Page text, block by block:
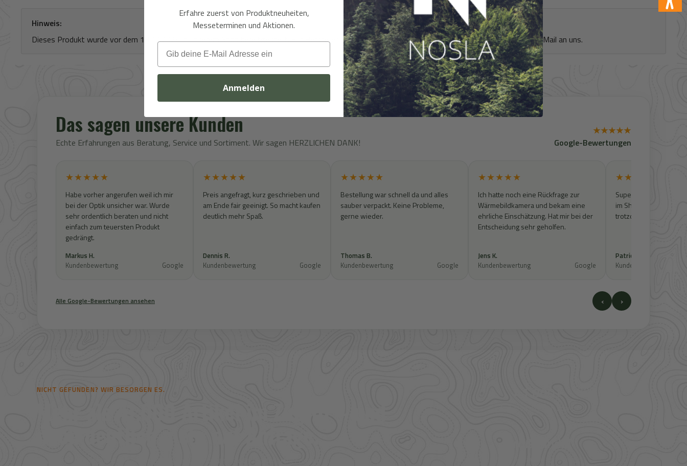
Hinweis:
Dieses Produkt wurde vor dem 13.12.2024 in unserem Shop bereitgestellt. Für Hersteller- und Sicherheitsinformationen wenden Sie sich bitte per E-Mail an uns.
Das sagen unsere Kunden
Echte Erfahrungen aus Beratung, Service und Sortiment. Wir sagen HERZLICHEN DANK!
★★★★★
Google-Bewertungen
★★★★★
Habe vorher angerufen weil ich mir
bei der Optik unsicher war. Wurde
sehr ordentlich beraten und nicht
einfach zum teuersten Produkt
gedrängt.
Markus H.
Kundenbewertung
Google
★★★★★
Preis angefragt, kurz geschrieben und
am Ende fair geeinigt. So macht kaufen
deutlich mehr Spaß.
Dennis R.
Kundenbewertung
Google
★★★★★
Bestellung war schnell da und alles
sauber verpackt. Keine Probleme,
gerne wieder.
Thomas B.
Kundenbewertung
Google
★★★★★
Ich hatte noch eine Rückfrage zur
Wärmebildkamera und bekam eine
ehrliche Einschätzung. Hat mir bei der
Entscheidung sehr geholfen.
Jens K.
Kundenbewertung
Google
★★★★★
Super Kontakt. Artikel
im Shop zu finden,
trotzdem geprüft und
Patrick S.
Kundenbewertung
Alle Google-Bewertungen ansehen ‹ ›
NICHT GEFUNDEN? WIR BESORGEN ES.
Erfahre zuerst von Produktneuheiten,
Messeterminen und Aktionen.
Email
Anmelden